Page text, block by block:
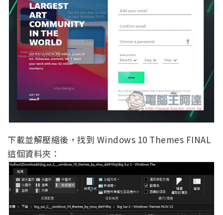
下載並解壓縮後，找到 Windows 10 Themes FINAL
這個資料夾：